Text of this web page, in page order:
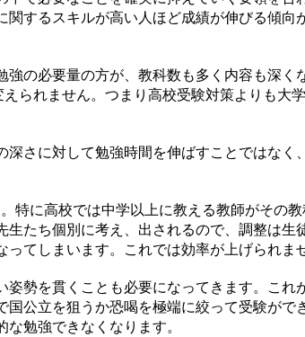
するスキルが高い人ほど成績が伸びる傾向
の必要量の方が、教科数も多く内容も深く
られません。つまり高校受験対策よりも大
さに対して勉強時間を伸ばすことではなく
特に高校では中学以上に教える教師がその
たち個別に考え、出されるので、調整は生
てしまいます。これでは効率が上げられま
勢を貫くことも必要になってきます。これ
公立を狙うか恐喝を極端に絞って受験がで
勉強できなくなります。